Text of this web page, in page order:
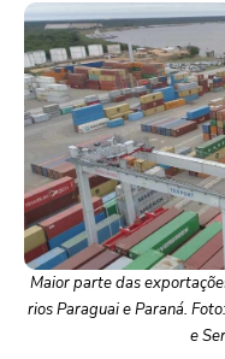
Maior parte das
rios Paraguai e Paraná.
e